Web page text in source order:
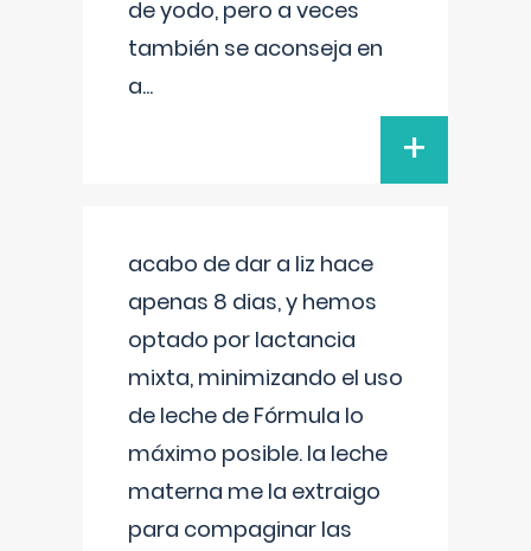
de yodo, pero a veces
también se aconseja en
a...
+
acabo de dar a liz hace
apenas 8 dias, y hemos
optado por lactancia
mixta, minimizando el uso
de leche de Fórmula lo
máximo posible. la leche
materna me la extraigo
para compaginar las